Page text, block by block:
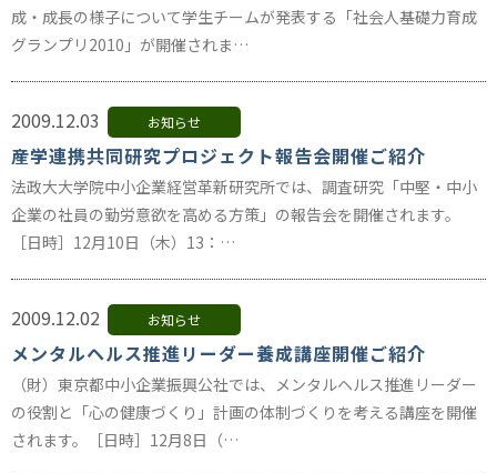
成・成長の様子について学生チームが発表する「社会人基礎力育成
グランプリ2010」が開催されま…
2009.12.03 お知らせ
産学連携共同研究プロジェクト報告会開催ご紹介
法政大大学院中小企業経営革新研究所では、調査研究「中堅・中小
企業の社員の勤労意欲を高める方策」の報告会を開催されます。
［日時］12月10日（木）13：…
2009.12.02 お知らせ
メンタルヘルス推進リーダー養成講座開催ご紹介
（財）東京都中小企業振興公社では、メンタルヘルス推進リーダー
の役割と「心の健康づくり」計画の体制づくりを考える講座を開催
されます。［日時］12月8日（…